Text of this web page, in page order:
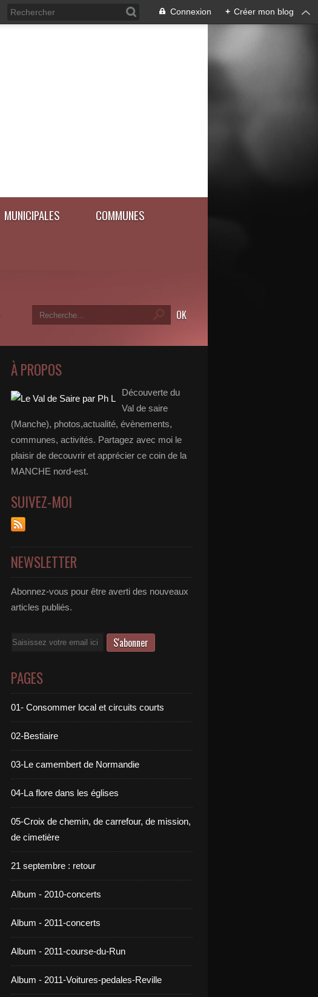
Connexion + Créer mon blog
MUNICIPALES COMMUNES
À PROPOS
Découverte du
Val de saire
(Manche), photos,actualité, évènements,
communes, activités. Partagez avec moi le
plaisir de decouvrir et apprécier ce coin de la
MANCHE nord-est.
SUIVEZ-MOI
NEWSLETTER
Abonnez-vous pour être averti des nouveaux
articles publiés.
Email
PAGES
01- Consommer local et circuits courts
02-Bestiaire
03-Le camembert de Normandie
04-La flore dans les églises
05-Croix de chemin, de carrefour, de mission,
de cimetière
21 septembre : retour
Album - 2010-concerts
Album - 2011-concerts
Album - 2011-course-du-Run
Album - 2011-Voitures-pedales-Reville